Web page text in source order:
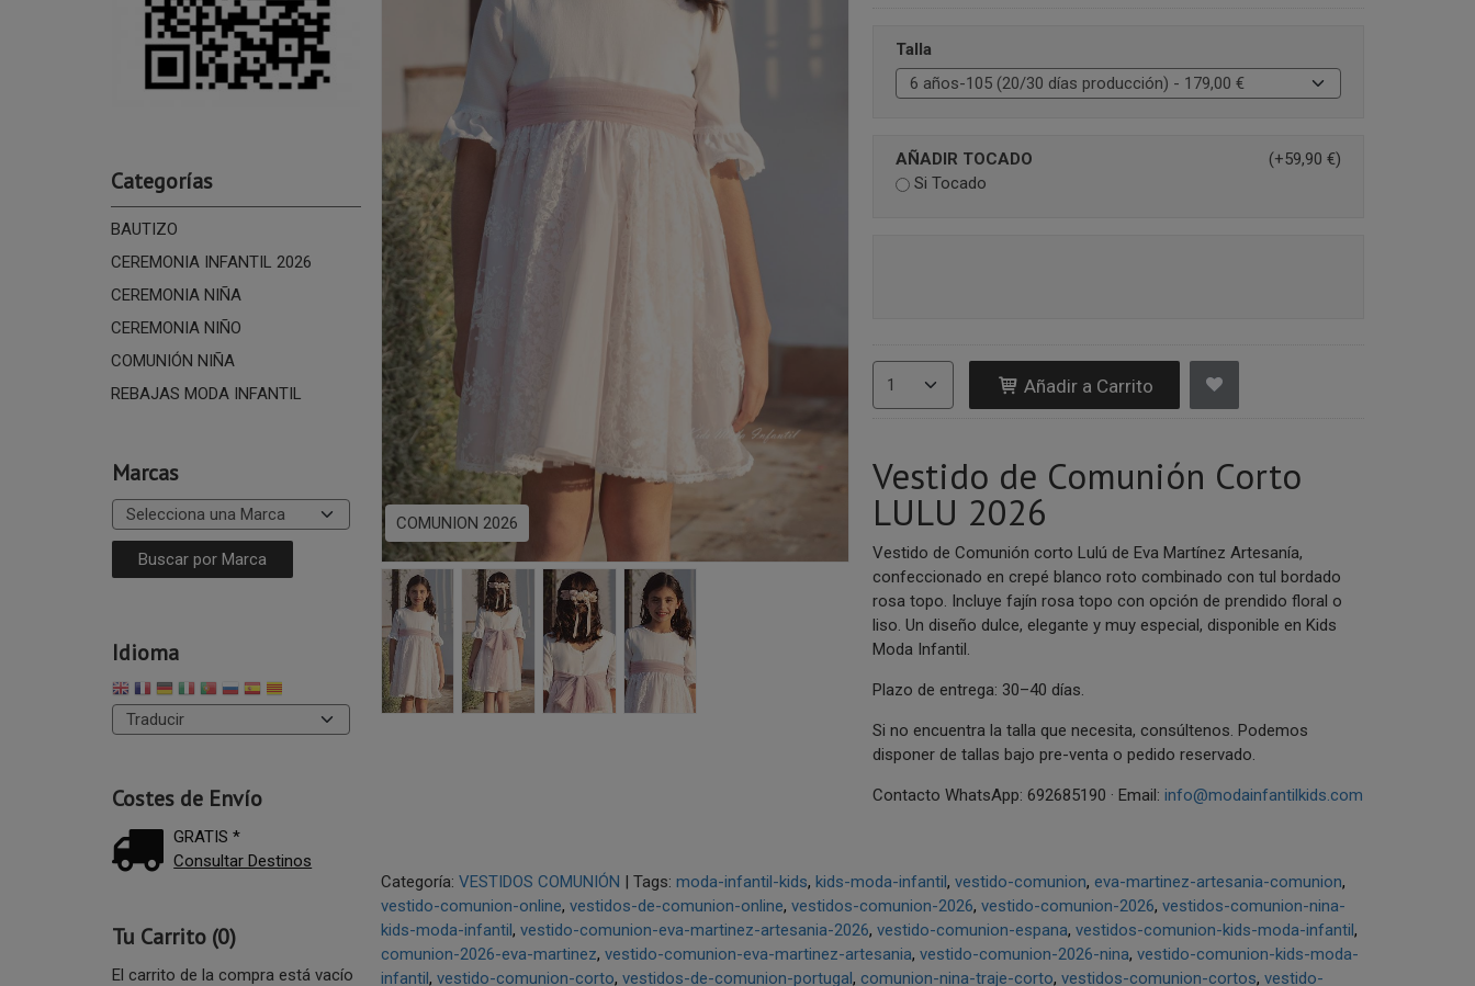
Categorías
BAUTIZO
CEREMONIA INFANTIL 2026
CEREMONIA NIÑA
CEREMONIA NIÑO
COMUNIÓN NIÑA
REBAJAS MODA INFANTIL
Marcas
Idioma
Costes de Envío
GRATIS *
Consultar Destinos
Tu Carrito (0)
El carrito de la compra está vacío
COMUNION 2026
Talla
AÑADIR TOCADO
(+59,90 €)
Si Tocado
Añadir a Carrito
Vestido de Comunión Corto
LULU 2026
Vestido de Comunión corto Lulú de Eva Martínez Artesanía,
confeccionado en crepé blanco roto combinado con tul bordado
rosa topo. Incluye fajín rosa topo con opción de prendido floral o
liso. Un diseño dulce, elegante y muy especial, disponible en Kids
Moda Infantil.
Plazo de entrega: 30–40 días.
Si no encuentra la talla que necesita, consúltenos. Podemos
disponer de tallas bajo pre-venta o pedido reservado.
Contacto WhatsApp: 692685190 · Email: info@modainfantilkids.com
Categoría: VESTIDOS COMUNIÓN | Tags: moda-infantil-kids kids-moda-infantil vestido-comunion eva-martinez-artesania-comunion
vestido-comunion-online vestidos-de-comunion-online vestidos-comunion-2026 vestido-comunion-2026 vestidos-comunion-nina-
kids-moda-infantil vestido-comunion-eva-martinez-artesania-2026 vestido-comunion-espana vestidos-comunion-kids-moda-infantil
comunion-2026-eva-martinez vestido-comunion-eva-martinez-artesania vestido-comunion-2026-nina vestido-comunion-kids-moda-
infantil vestido-comunion-corto vestidos-de-comunion-portugal comunion-nina-traje-corto vestidos-comunion-cortos vestido-